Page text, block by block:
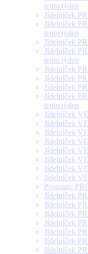
tento týden
Jídelníček
Jídelníček
tento týden
Jídelníček
Jídelníček
tento týden
Jídelníček
Jídelníček
Jídelníček
Jídelníček
tento týden
Jídelníček
Jídelníček
Jídelníček
Jídelníček
Jídelníček
Jídelníček
Jídelníček
Jídelníček
Program:
Jídelníček
Jídelníček
Jídelníček
Jídelníček
Jídelníček
Jídelníček
Jídelníček